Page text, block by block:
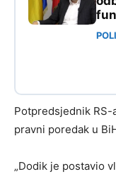
Potpredsjednik RS-
pravni poredak u
„Dodik je postavio